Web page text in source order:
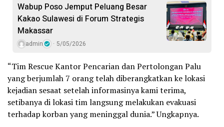
Wabup Poso Jemput Peluang Besar
Kakao Sulawesi di Forum Strategis
Makassar
admin 5/05/2026
“Tim Rescue Kantor Pencarian dan Pertolongan Palu
yang berjumlah 7 orang telah diberangkatkan ke lokasi
kejadian sesaat setelah informasinya kami terima,
setibanya di lokasi tim langsung melakukan evakuasi
terhadap korban yang meninggal dunia.” Ungkapnya.